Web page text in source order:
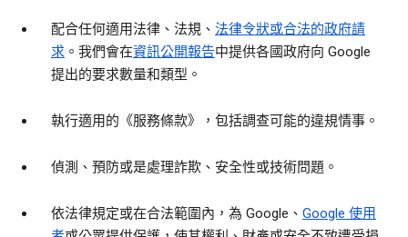
配合任何適用法律、法規、 法律令狀或合法的政府請
求 。我們會在資訊公開報告中提供各國政府向 Google
提出的要求數量和類型。
執行適用的《服務條款》，包括調查可能的違規情事。
偵測、預防或是處理詐欺、安全性或技術問題。
依法律規定或在合法範圍內，為 Google、 Google 使用